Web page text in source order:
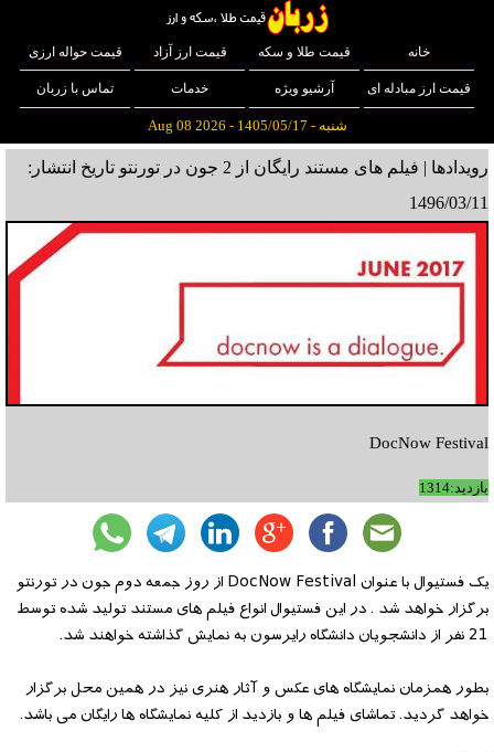
خانه قیمت طلا و سکه قیمت ارز آزاد قیمت حواله ارزی
قیمت ارز مبادله ای آرشیو ویژه خدمات تماس با زربان
شنبه - 1405/05/17 - Aug 08 2026
رویدادها | فیلم های مستند رایگان از 2 جون در تورنتو
تاریخ انتشار:
1496/03/11
DocNow Festival
بازدید:1314
یک فستیوال با عنوان DocNow Festival از روز جمعه دوم جون در تورنتو
برگزار خواهد شد . در این فستیوال انواع فیلم های مستند تولید شده توسط
21 نفر از دانشجویان دانشگاه رایرسون به نمایش گذاشته خواهند شد.
بطور همزمان نمایشگاه های عکس و آثار هنری نیز در همین محل برگزار
خواهد گردید. تماشای فیلم ها و بازدید از کلیه نمایشگاه ها رایگان می باشد.